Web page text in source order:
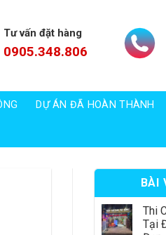
Tư vấn đặt hàng
0905.348.806
DỰ ÁN ĐÃ HOÀN THÀNH
BÀI
Thi
Tại